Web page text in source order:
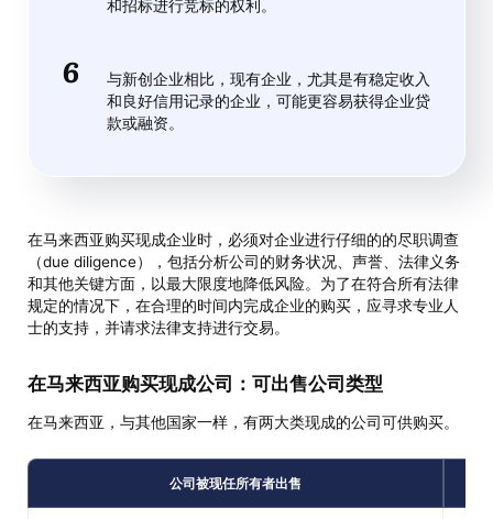
和招标进行竞标的权利。
与新创企业相比，现有企业，尤其是有稳定收入
和良好信用记录的企业，可能更容易获得企业贷
款或融资。
在马来西亚购买现成企业时，必须对企业进行仔细的的尽职调查
（due diligence），包括分析公司的财务状况、声誉、法律义务
和其他关键方面，以最大限度地降低风险。为了在符合所有法律
规定的情况下，在合理的时间内完成企业的购买，应寻求专业人
士的支持，并请求法律支持进行交易。
在马来西亚购买现成公司：可出售公司类型
在马来西亚，与其他国家一样，有两大类现成的公司可供购买。
公司被现任所有者出售